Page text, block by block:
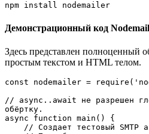
npm install nodemailer
Демонстрационный код
Здесь представлен полноценный
простым текстом и HTML телом.
const nodemailer =
// async..await не разрешен
обёртку.
async function main() {